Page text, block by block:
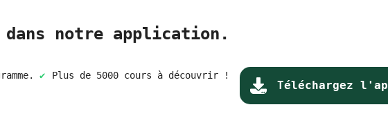
dans notre application.
Plus de 5000 cours à découvrir !
Téléchargez